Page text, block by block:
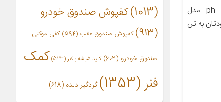
معرفی محصول هودی سردنده ph مدل
به تن
(1013)
کفپوش صندوق خودرو
(913)
کفپوش صندوق عقب (594) کفی موکتی
صندوق خودرو (602) کلید شیشه بالابر(523)
کمک
فنر(1353) گردگیر دنده (618)